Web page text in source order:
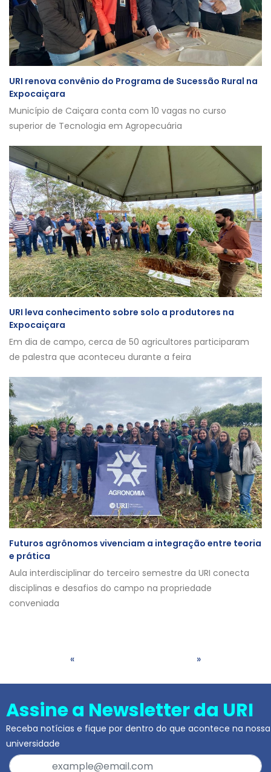
URI renova convênio do Programa de Sucessão Rural na
Expocaiçara
Município de Caiçara conta com 10 vagas no curso
superior de Tecnologia em Agropecuária
URI leva conhecimento sobre solo a produtores na
Expocaiçara
Em dia de campo, cerca de 50 agricultores participaram
de palestra que aconteceu durante a feira
Futuros agrônomos vivenciam a integração entre teoria
e prática
Aula interdisciplinar do terceiro semestre da URI conecta
disciplinas e desafios do campo na propriedade
conveniada
« »
Assine a Newsletter da URI
Receba notícias e fique por dentro do que acontece na nossa
universidade